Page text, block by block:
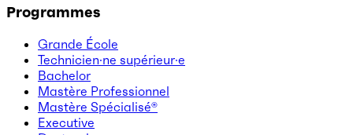
Programmes
Grande École
Technicien·ne supérieur·e
Bachelor
Mastère Professionnel
Mastère Spécialisé®
Executive